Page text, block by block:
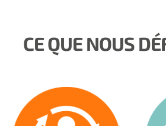
CE QUE NOUS